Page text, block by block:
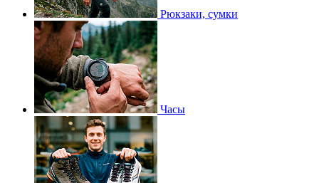
Рюкзаки, сумки
Часы